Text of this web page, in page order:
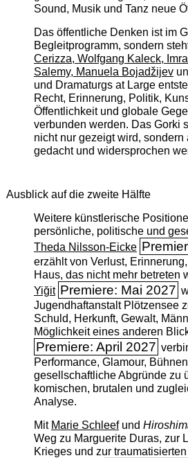
Sound, Musik und Tanz neue
Das öffentliche Denken ist im
Begleitprogramm, sondern
Cerizza, Wolfgang Kaleck,
Salemy, Manuela Bojadžijev
und Dramaturgs at Large
Recht, Erinnerung, Politik,
Öffentlichkeit und globale
verbunden werden. Das Gorki
nicht nur gezeigt wird, sondern
gedacht und widersprochen
Ausblick auf die zweite Hälfte
Weitere künstlerische
persönliche, politische und
Theda Nilsson-Eicke
erzählt von Verlust,
Haus, das nicht mehr betreten
Yiğit Premiere: Mai 2027
Jugendhaftanstalt Plötzensee
Schuld, Herkunft, Gewalt,
Möglichkeit eines anderen
Premiere: April 2027
Performance, Glamour,
gesellschaftliche Abgründe zu
komischen, brutalen und
Analyse.
Mit Marie Schleefund
Weg zu Marguerite Duras, zur
Krieges und zur